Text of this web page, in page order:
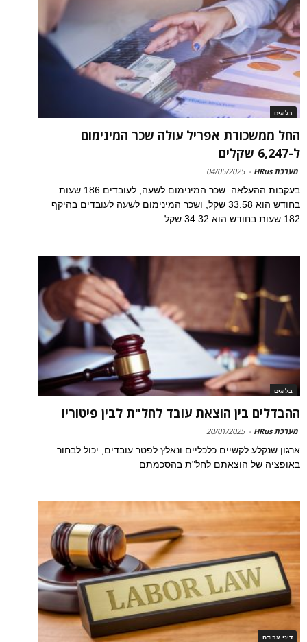
בלוגים
החל ממשכורת אפריל עולה שכר המינימום
ל-6,247 שקלים
מערכת HRus -
04/05/2025
בעקבות ההעלאה: שכר המינימום לשעה, לעובדים 186 שעות
בחודש הוא 33.58 שקל, ושכר המינימום לשעה לעובדים בהיקף
182 שעות בחודש הוא 34.32 שקל
בלוגים
ההבדלים בין הוצאת עובד לחל"ת לבין פיטוריו
מערכת HRus -
20/01/2025
ארגון שנקלע לקשיים כלכליים ונאלץ לפטר עובדים, יכול לבחור
באופציה של הוצאתם לחל"ת בהסכמתם
דיני עבודה